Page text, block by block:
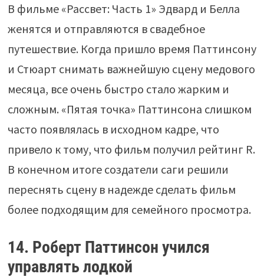
В фильме «Рассвет: Часть 1» Эдвард и Белла
женятся и отправляются в свадебное
путешествие. Когда пришло время Паттинсону
и Стюарт снимать важнейшую сцену медового
месяца, все очень быстро стало жарким и
сложным. «Пятая точка» Паттинсона слишком
часто появлялась в исходном кадре, что
привело к тому, что фильм получил рейтинг R.
В конечном итоге создатели саги решили
переснять сцену в надежде сделать фильм
более подходящим для семейного просмотра.
14. Роберт Паттинсон учился
управлять лодкой